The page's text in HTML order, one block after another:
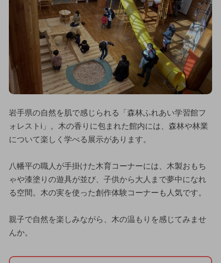
岩手県の自然を肌で感じられる「森林ふれあい学習館フ
ォレストi」。木の香りに包まれた館内には、森林や林業
について楽しく学べる展示があります。
八幡平の職人が手掛けた木育コーナーには、木製おもち
ゃや漆塗りの遊具が並び、子供から大人まで夢中になれ
る空間。木の実を使った創作体験コーナーも人気です。
親子で自然を楽しみながら、木の温もりを感じてみませ
んか。